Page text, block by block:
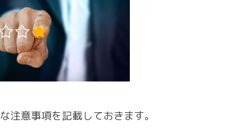
注意事項を記載しておきます。